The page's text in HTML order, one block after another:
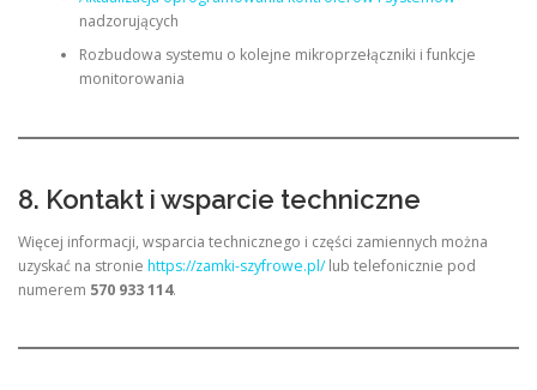
nadzorujących
Rozbudowa systemu o kolejne mikroprzełączniki i funkcje
monitorowania
8. Kontakt i wsparcie techniczne
Więcej informacji, wsparcia technicznego i części zamiennych można
uzyskać na stronie https://zamki-szyfrowe.pl/lub telefonicznie pod
numerem 570 933 114.